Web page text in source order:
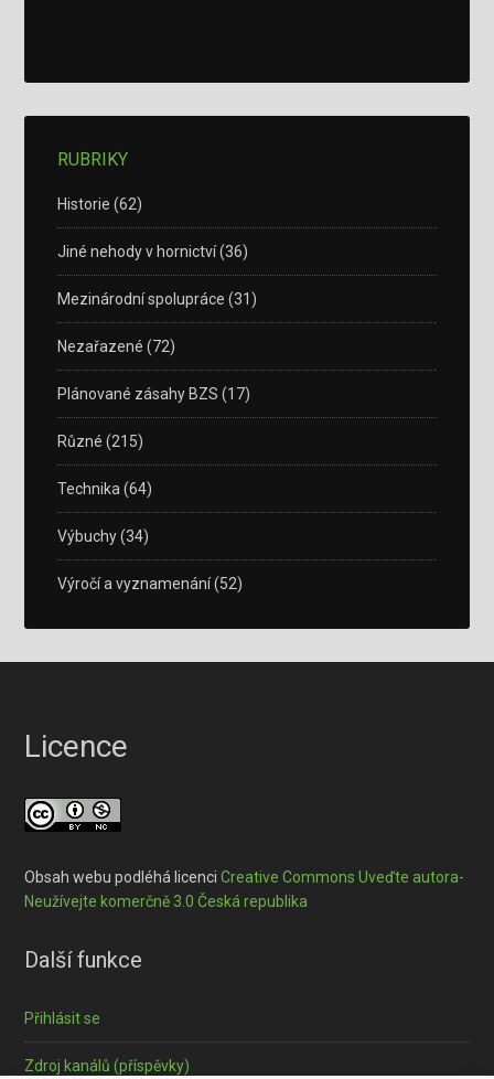
RUBRIKY
Historie (62)
Jiné nehody v hornictví(36)
Mezinárodní spolupráce (31)
Nezařazené (72)
Plánované zásahy BZS (17)
Různé (215)
Technika (64)
Výbuchy(34)
Výročí a vyznamenání(52)
Licence
Obsah webu podléhá licenciCreative Commons Uveďte autora-
Neužívejte komerčně 3.0 Česká republika
Další funkce
Přihlásit se
Zdroj kanálů (příspěvky)